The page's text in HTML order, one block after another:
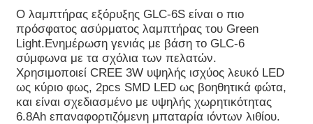
Αρχική Σελίδα
Προϊόντα
Εμφάνιση VR
Ο λαμπτήρας εξόρυξης GLC-6S είναι ο πιο
πρόσφατος ασύρματος λαμπτήρας του Green
Light.Ενημέρωση γενιάς με βάση το GLC-6
σύμφωνα με τα σχόλια των πελατών.
Χρησιμοποιεί CREE 3W υψηλής ισχύος λευκό LED
ως κύριο φως, 2pcs SMD LED ως βοηθητικά φώτα,
και είναι σχεδιασμένο με υψηλής χωρητικότητας
6.8Ah επαναφορτιζόμενη μπαταρία ιόντων λιθίου.